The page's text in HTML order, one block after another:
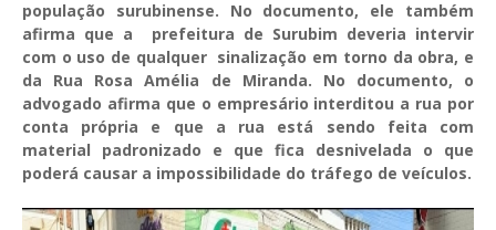
população surubinense. No documento, ele também
afirma que a prefeitura de Surubim deveria intervir
com o uso de qualquer sinalização em torno da obra, e
da Rua Rosa Amélia de Miranda. No documento, o
advogado afirma que o empresário interditou a rua por
conta própria e que a rua está sendo feita com
material padronizado e que fica desnivelada o que
poderá causar a impossibilidade do tráfego de veículos.